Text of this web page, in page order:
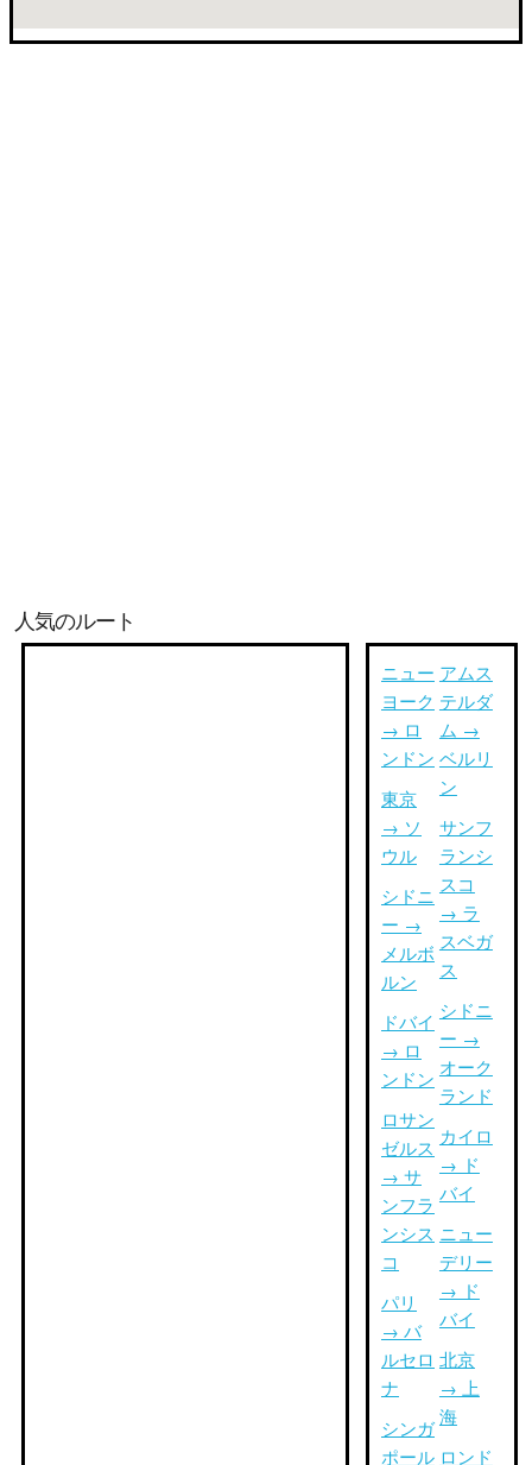
人気のルート
ニュー
ヨーク
→ ロ
ンドン
東京
→ ソ
ウル
シドニ
ー →
メルボ
ルン
ドバイ
→ ロ
ンドン
ロサン
ゼルス
→ サ
ンフラ
ンシス
コ
パリ
→ バ
ルセロ
ナ
シンガ
ポール
アムス
テルダ
ム →
ベルリ
ン
サンフ
ランシ
スコ
→ ラ
スベガ
ス
シドニ
ー →
オーク
ランド
カイロ
→ ド
バイ
ニュー
デリー
→ ド
バイ
北京
→ 上
海
ロンド